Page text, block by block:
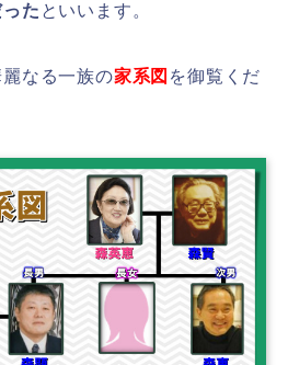
た といいます。
なる一族の家系図 を御覧くだ